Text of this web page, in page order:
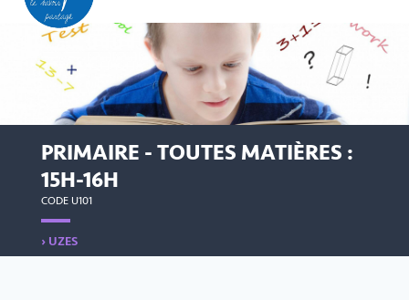
PRIMAIRE - TOUTES MATIÈRES :
15H-16H
CODE U101
› UZES